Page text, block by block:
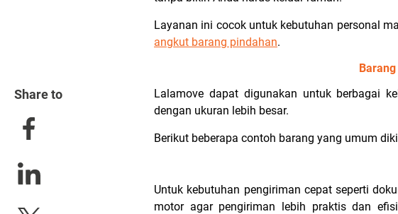
Layanan ini cocok untuk kebutuhan personal
angkut barang pindahan.
Lalamove dapat digunakan untuk berbagai
dengan ukuran lebih besar.
Berikut beberapa contoh barang yang umum
Untuk kebutuhan pengiriman cepat seperti
motor agar pengiriman lebih praktis dan
Share to